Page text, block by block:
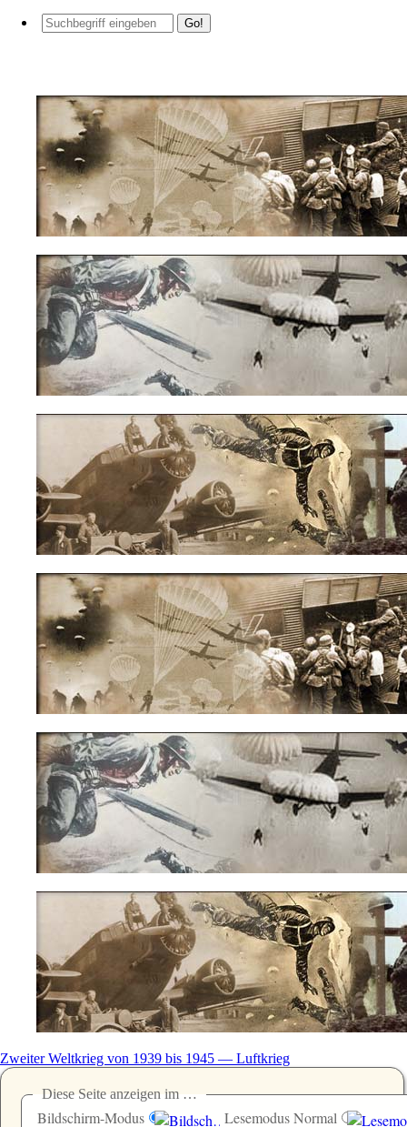
Zweiter Weltkrieg von 1939 bis 1945 — Luftkrieg
Diese Seite anzeigen im …
Bildschirm-Modus Lesemodus Normal